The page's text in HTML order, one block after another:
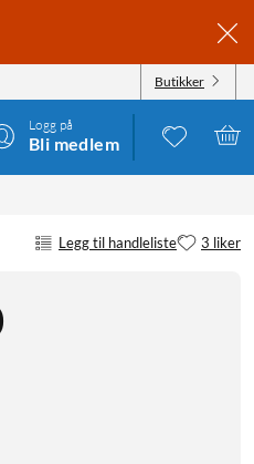
Butikker
Logg på
Bli medlem
Legg til handleliste 3 liker